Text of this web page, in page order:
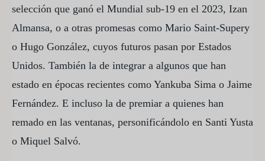
selección que ganó el Mundial sub-19 en el 2023, Izan
Almansa, o a otras promesas como Mario Saint-Supery
o Hugo González, cuyos futuros pasan por Estados
Unidos. También la de integrar a algunos que han
estado en épocas recientes como Yankuba Sima o Jaime
Fernández. E incluso la de premiar a quienes han
remado en las ventanas, personificándolo en Santi Yusta
o Miquel Salvó.